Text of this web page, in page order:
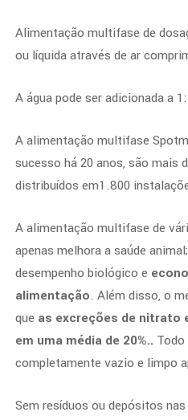
Alimentação multifase de
ou líquida através de ar
A água pode ser adicionada a
A alimentação multifase
sucesso há 20 anos, são mais
distribuídos em1.800
A alimentação multifase de
apenas melhora a saúde
desempenho biológico e
alimentação. Além disso, o
que as excreções de nitrato
em uma média de 20%..
completamente vazio e limpo
Sem resíduos ou depósitos